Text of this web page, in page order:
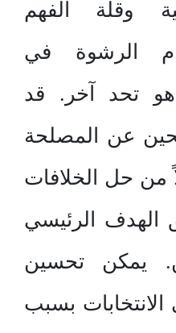
وقلة الفهم
الرشوة في
هو تحد آخر. قد
عن المصلحة
من حل الخلافات
الهدف الرئيسي
يمكن تحسين
بسبب